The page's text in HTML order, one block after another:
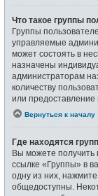
Что такое группы
Группы
управляемые
может состоять в
назначены
администраторам
количеству
или
Вернуться к началу
Где находятся
Вы можете получить
ссылке «Группы» в
одну из них,
общедоступны.